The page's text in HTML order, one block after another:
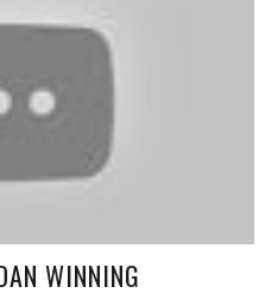
WINNING